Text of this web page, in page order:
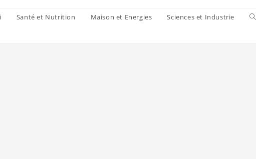
Santé et Nutrition Maison et Energies Sciences et Industrie